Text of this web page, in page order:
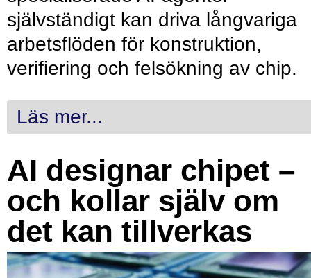
självständigt kan driva långvariga
arbetsflöden för konstruktion,
verifiering och felsökning av chip.
Läs mer...
AI designar chipet –
och kollar själv om
det kan tillverkas